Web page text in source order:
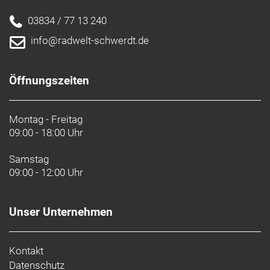
03834 / 77 13 240
info@radwelt-schwerdt.de
Öffnungszeiten
Montag - Freitag
09:00 - 18:00 Uhr
Samstag
09:00 - 12:00 Uhr
Unser Unternehmen
Kontakt
Datenschutz